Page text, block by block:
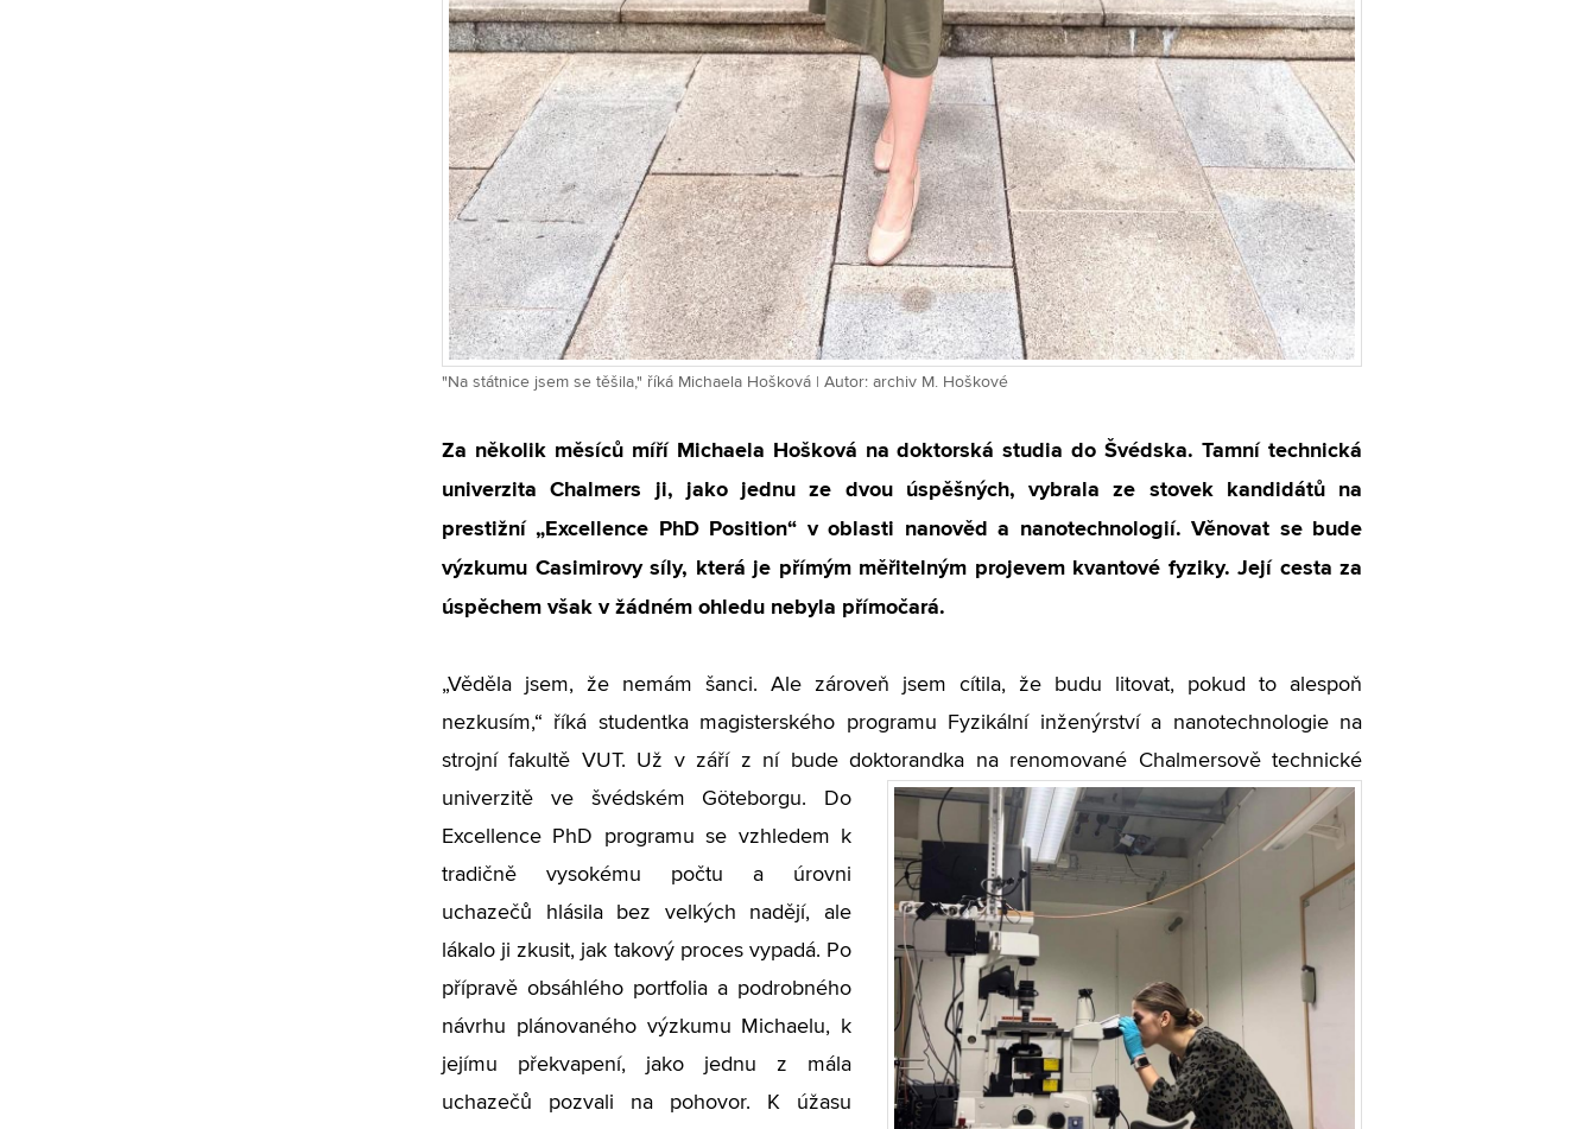
"Na státnice jsem se těšila," říká Michaela Hošková | Autor: archiv M. Hoškové
Za několik měsíců míří Michaela Hošková na doktorská studia do Švédska. Tamní technická
univerzita Chalmers ji, jako jednu ze dvou úspěšných, vybrala ze stovek kandidátů na
prestižní „Excellence PhD Position“ v oblasti nanověd a nanotechnologií. Věnovat se bude
výzkumu Casimirovy síly, která je přímým měřitelným projevem kvantové fyziky. Její cesta za
úspěchem však v žádném ohledu nebyla přímočará.
„Věděla jsem, že nemám šanci. Ale zároveň jsem cítila, že budu litovat, pokud to alespoň
nezkusím,“ říká studentka magisterského programu Fyzikální inženýrství a nanotechnologie na
strojní fakultě VUT. Už v září z ní bude doktorandka na renomované Chalmersově technické
univerzitě ve švédském Göteborgu.
Do
Excellence PhD programu se vzhledem k
tradičně vysokému počtu a úrovni
uchazečů hlásila bez velkých nadějí, ale
lákalo ji zkusit, jak takový proces vypadá. Po
přípravě obsáhlého portfolia a podrobného
návrhu plánovaného výzkumu Michaelu, k
jejímu překvapení, jako jednu z mála
uchazečů pozvali na pohovor. K úžasu